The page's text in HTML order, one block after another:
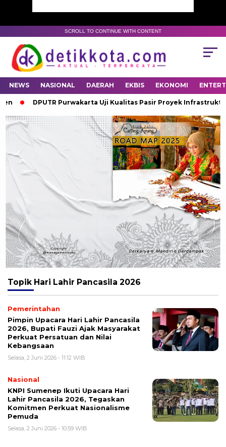
SCROLL TO CONTINUE WITH CONTENT
NEWS NASIONAL DAERAH EKBIS EKONOMI
DPUTR Purwakarta Uji Kualitas Pasir Proyek Infrastruktur
Topik Hari Lahir Pancasila 2026
Pemerintahan
Pimpin Upacara Hari Lahir Pancasila
2026, Bupati Fauzi Ajak Masyarakat
Perkuat Persatuan dan Nilai
Kebangsaan
Selasa, 2 Juni 2026 - 11:12 WIB
Nasional
KNPI Sumenep Ikuti Upacara Hari
Lahir Pancasila 2026, Tegaskan
Komitmen Perkuat Nasionalisme
Pemuda
Selasa, 2 Juni 2026 - 10:59 WIB